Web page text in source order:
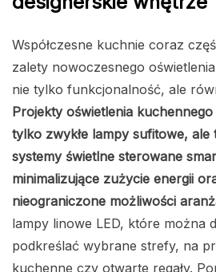
Współczesne kuchnie coraz
zalety nowoczesnego
nie tylko funkcjonalność, ale
Projekty oświetlenia
tylko zwykłe lampy sufitowe,
systemy świetlne sterowane
minimalizujące zużycie energii
nieograniczone możliwości
lampy linowe LED, które można
podkreślać wybrane strefy, na
kuchenne czy otwarte regały.